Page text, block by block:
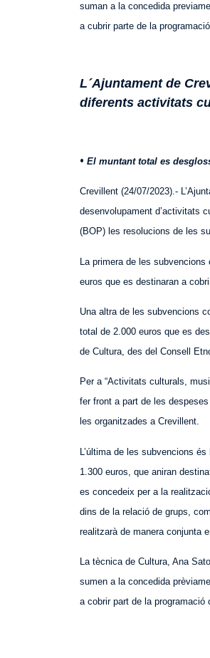
suman a la concedida
a cubrir parte de la
L´Ajuntament de
diferents activitats
• El muntant total es
Crevillent (24/07/2023).-
desenvolupament d’activitats
(BOP) les resolucions de les
La primera de les subvencions
euros que es destinaran a
Una altra de les subvencions
total de 2.000 euros que es
de Cultura, des del Consell
Per a “Activitats culturals,
fer front a part de les
les organitzades a Crevillent.
L’última de les subvencions
1.300 euros, que aniran
es concedeix per a la
dins de la relació de grups,
realitzarà de manera conjunta
La tècnica de Cultura, Ana
sumen a la concedida
a cobrir part de la programació